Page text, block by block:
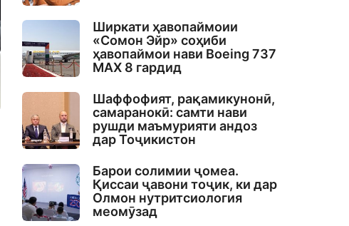
Ширкати ҳавопаймоии
«Сомон Эйр» соҳиби
ҳавопаймои нави Boeing 737
MAX 8 гардид
Шаффофият, рақамикунонӣ,
самаранокӣ: самти нави
рушди маъмурияти андоз
дар Тоҷикистон
Барои солимии ҷомеа.
Қиссаи ҷавони тоҷик, ки дар
Олмон нутритсиология
меомӯзад